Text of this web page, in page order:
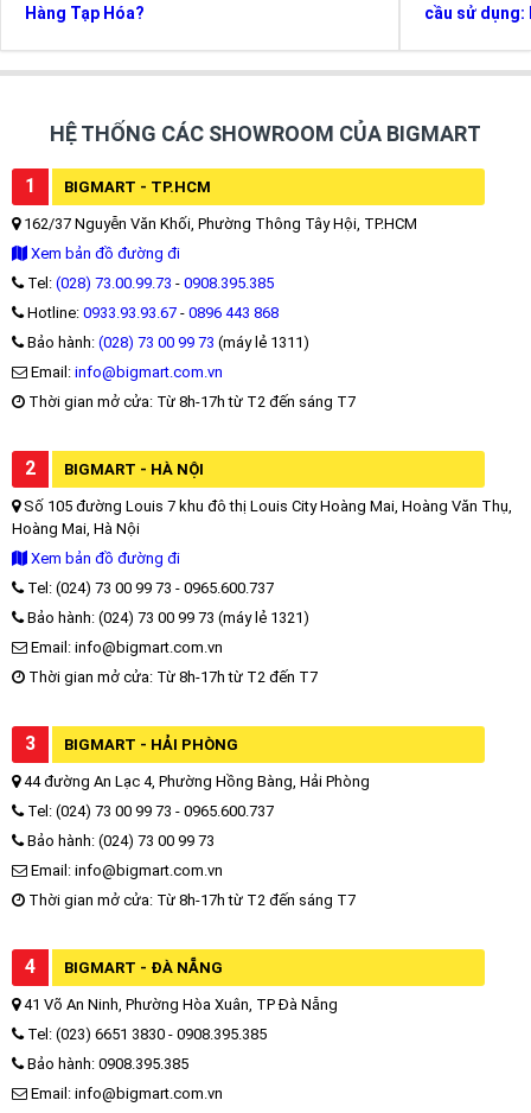
Hàng Tạp Hóa?
cầu sử dụng:
HỆ THỐNG CÁC SHOWROOM CỦA BIGMART
1 BIGMART - TP.HCM
162/37 Nguyễn Văn Khối, Phường Thông Tây Hội, TP.HCM
Xem bản đồ đường đi
Tel: (028) 73.00.99.73 - 0908.395.385
Hotline: 0933.93.93.67 - 0896 443 868
Bảo hành: (028) 73 00 99 73 (máy lẻ 1311)
Email: info@bigmart.com.vn
Thời gian mở cửa: Từ 8h-17h từ T2 đến sáng T7
2 BIGMART - HÀ NỘI
Số 105 đường Louis 7 khu đô thị Louis City Hoàng Mai, Hoàng Văn Thụ,
Hoàng Mai, Hà Nội
Xem bản đồ đường đi
Tel: (024) 73 00 99 73 - 0965.600.737
Bảo hành: (024) 73 00 99 73 (máy lẻ 1321)
Email: info@bigmart.com.vn
Thời gian mở cửa: Từ 8h-17h từ T2 đến T7
3 BIGMART - HẢI PHÒNG
44 đường An Lạc 4, Phường Hồng Bàng, Hải Phòng
Tel: (024) 73 00 99 73 - 0965.600.737
Bảo hành: (024) 73 00 99 73
Email: info@bigmart.com.vn
Thời gian mở cửa: Từ 8h-17h từ T2 đến sáng T7
4 BIGMART - ĐÀ NẴNG
41 Võ An Ninh, Phường Hòa Xuân, TP Đà Nẵng
Tel: (023) 6651 3830 - 0908.395.385
Bảo hành: 0908.395.385
Email: info@bigmart.com.vn